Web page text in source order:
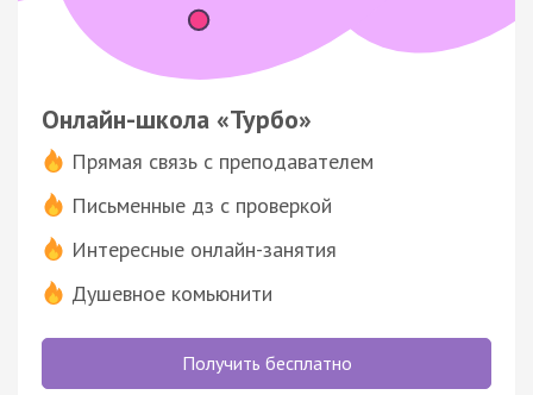
Онлайн-школа «Турбо»
Прямая связь с преподавателем
Письменные дз с проверкой
Интересные онлайн-занятия
Душевное комьюнити
Получить бесплатно